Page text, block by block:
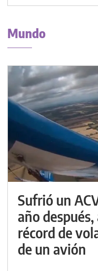
Mundo
Sufrió un
año
récord de
de un avión